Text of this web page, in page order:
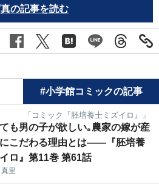
の記事を読む
#小学館コミックの記事
「コミック『胚培養士ミズイロ』」
も男の子が欲しい｡農家の嫁が産
こだわる理由とは――『胚培養
ロ』第11巻 第61話
里